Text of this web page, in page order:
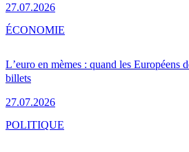
27.07.2026
L’euro en mèmes : quand les Européens
billets
27.07.2026
ÉCONOMIE
POLITIQUE